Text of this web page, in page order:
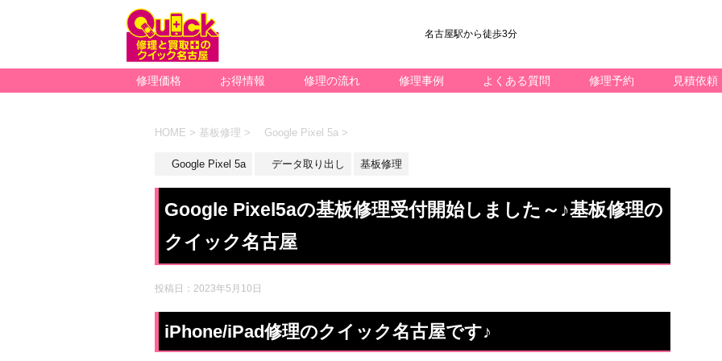
名古屋駅から徒歩3分
修理価格 お得情報 修理の流れ 修理事例 よくある質問 修理予約 見積依頼
HOME > 基板修理 > Google Pixel 5a >
Google Pixel 5a データ取り出し 基板修理
Google Pixel5aの基板修理受付開始しました～♪基板修理の
クイック名古屋
投稿日： 2023年5月10日
iPhone/iPad修理のクイック名古屋です♪